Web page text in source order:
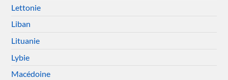
Lettonie
Liban
Lituanie
Lybie
Macédoine